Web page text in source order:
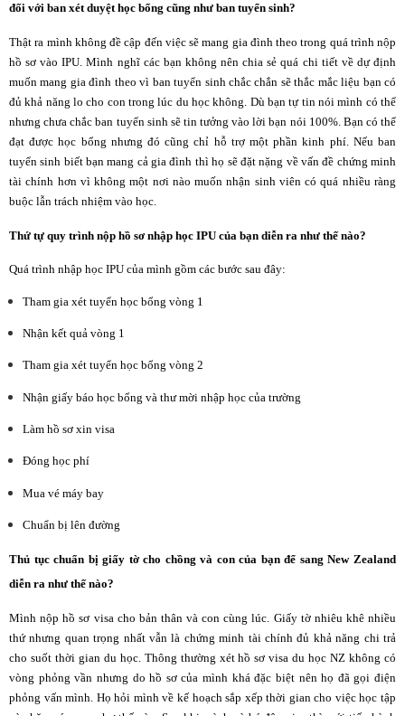
đối với ban xét duyệt học bổng cũng như ban tuyển sinh?
Thật ra mình không đề cập đến việc sẽ mang gia đình theo trong quá trình nộp
hồ sơ vào IPU. Mình nghĩ các bạn không nên chia sẻ quá chi tiết về dự định
muốn mang gia đình theo vì ban tuyển sinh chắc chắn sẽ thắc mắc liệu bạn có
đủ khả năng lo cho con trong lúc du học không. Dù bạn tự tin nói mình có thể
nhưng chưa chắc ban tuyển sinh sẽ tin tưởng vào lời bạn nói 100%. Bạn có thể
đạt được học bổng nhưng đó cũng chỉ hỗ trợ một phần kinh phí. Nếu ban
tuyển sinh biết bạn mang cả gia đình thì họ sẽ đặt nặng về vấn đề chứng minh
tài chính hơn vì không một nơi nào muốn nhận sinh viên có quá nhiều ràng
buộc lẫn trách nhiệm vào học.
Thứ tự quy trình nộp hồ sơ nhập học IPU của bạn diễn ra như thế nào?
Quá trình nhập học IPU của mình gồm các bước sau đây:
Tham gia xét tuyển học bổng vòng 1
Nhận kết quả vòng 1
Tham gia xét tuyển học bổng vòng 2
Nhận giấy báo học bổng và thư mời nhập học của trường
Làm hồ sơ xin visa
Đóng học phí
Mua vé máy bay
Chuẩn bị lên đường
Thủ tục chuẩn bị giấy tờ cho chồng và con của bạn để sang New Zealand
diễn ra như thế nào?
Mình nộp hồ sơ visa cho bản thân và con cùng lúc. Giấy tờ nhiêu khê nhiều
thứ nhưng quan trọng nhất vẫn là chứng minh tài chính đủ khả năng chi trả
cho suốt thời gian du học. Thông thường xét hồ sơ visa du học NZ không có
vòng phỏng vần nhưng do hồ sơ của mình khá đặc biệt nên họ đã gọi điện
phỏng vấn mình. Họ hỏi mình về kế hoạch sắp xếp thời gian cho việc học tập